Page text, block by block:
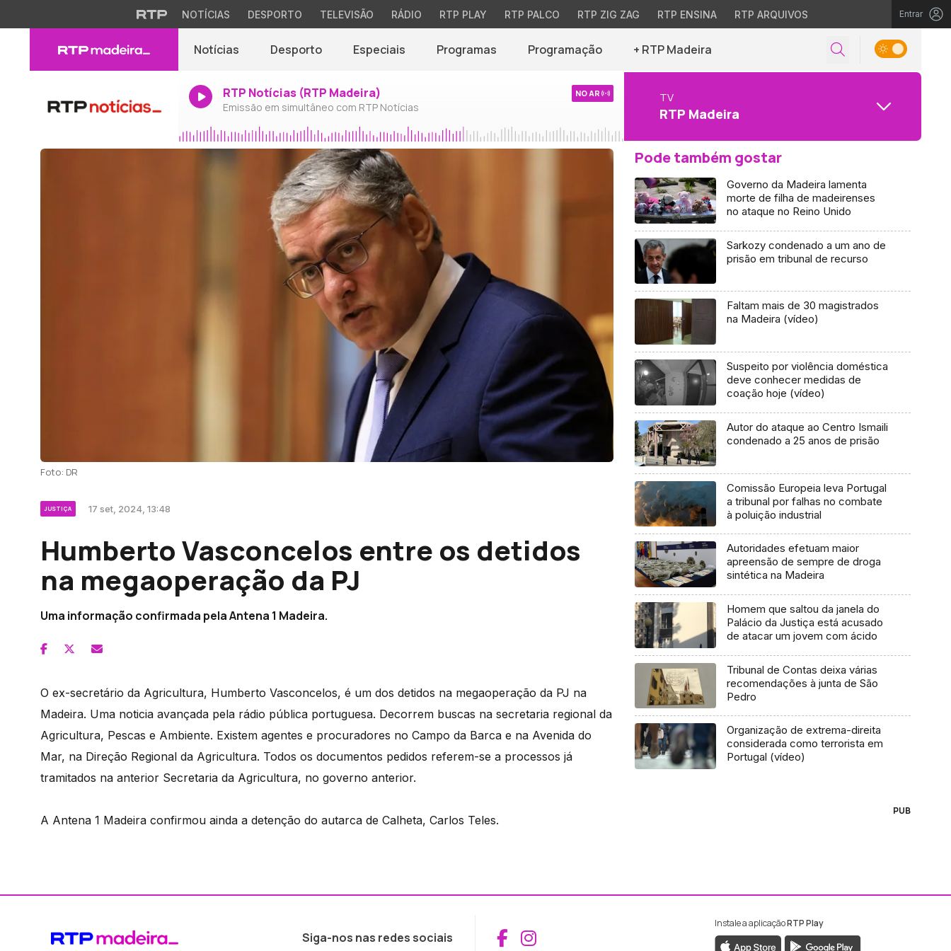
NOTÍCIAS DESPORTO TELEVISÃO RÁDIO RTP PLAY RTP PALCO RTP ZIG ZAG RTP ENSINA RTP ARQUIVOS Entrar
Notícias Desporto Especiais Programas Programação + RTP Madeira
RTP Notícias (RTP Madeira)
Emissão em simultâneo com RTP Notícias
NO AR TV
RTP Madeira
Foto: DR
JUSTIÇA 17 set, 2024, 13:48
Humberto Vasconcelos entre os detidos
na megaoperação da PJ
Uma informação confirmada pela Antena 1 Madeira.
O ex-secretário da Agricultura, Humberto Vasconcelos, é um dos detidos na megaoperação da PJ na
Madeira. Uma noticia avançada pela rádio pública portuguesa. Decorrem buscas na secretaria regional da
Agricultura, Pescas e Ambiente. Existem agentes e procuradores no Campo da Barca e na Avenida do
Mar, na Direção Regional da Agricultura. Todos os documentos pedidos referem-se a processos já
tramitados na anterior Secretaria da Agricultura, no governo anterior.
A Antena 1 Madeira confirmou ainda a detenção do autarca de Calheta, Carlos Teles.
Pode também gostar
Governo da Madeira lamenta
morte de filha de madeirenses
no ataque no Reino Unido
Sarkozy condenado a um ano de
prisão em tribunal de recurso
Faltam mais de 30 magistrados
na Madeira (vídeo)
Suspeito por violência doméstica
deve conhecer medidas de
coação hoje (vídeo)
Autor do ataque ao Centro Ismaili
condenado a 25 anos de prisão
Comissão Europeia leva Portugal
a tribunal por falhas no combate
à poluição industrial
Autoridades efetuam maior
apreensão de sempre de droga
sintética na Madeira
Homem que saltou da janela do
Palácio da Justiça está acusado
de atacar um jovem com ácido
Tribunal de Contas deixa várias
recomendações à junta de São
Pedro
Organização de extrema-direita
considerada como terrorista em
Portugal (vídeo)
PUB
Siga-nos nas redes sociais Aceder ao Facebook da RTP Madeira
Aceder ao Instagram da RTP Madeira
Instale a aplicaçãoRTP Play